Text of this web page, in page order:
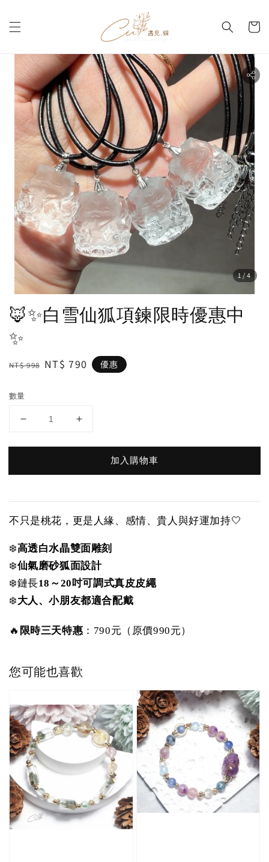
1 /4
🦊✨白雪仙狐項鍊限時優惠中
✨
Regular
NT$ 998 Sale
NT$ 790 優惠
數量
加入購物車
不只是桃花，更是人緣、感情、貴人與好運加持🤍
❄️高透白水晶雙面雕刻
❄️仙氣磨砂狐面設計
❄️鏈長18～20吋可調式真皮皮繩
❄️大人、小朋友都適合配戴
🔥 限時三天特惠 ：790元（原價990元）
您可能也喜歡